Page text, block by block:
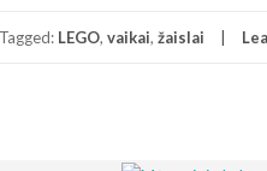
Tagged: LEGO, vaikai, žaislai